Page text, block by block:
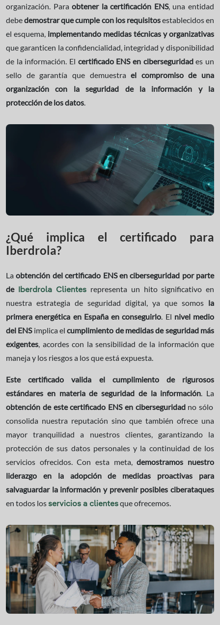
organización. Para obtener la certificación ENS, una entidad
debedemostrar que cumple con los requisitosestablecidos en
el esquema, implementando medidas técnicas y organizativas
que garanticen la confidencialidad, integridad y disponibilidad
de la información. El certificado ENS en ciberseguridades un
sello de garantía que demuestra el compromiso de una
organización con la seguridad de la información y la
protección de los datos
¿Qué implica el certificado para
Iberdrola?
Laobtención del certificado ENS en ciberseguridad por parte
de
Iberdrola Clientes representa un hito significativo en
nuestra estrategia de seguridad digital, ya que somos la
primera energética en España en conseguirlo. El nivel medio
del ENS implica elcumplimiento de medidas de seguridad más
exigentes, acordes con la sensibilidad de la información que
maneja y los riesgos a los que está expuesta.
Este certificado valida el cumplimiento de rigurosos
estándares en materia de seguridad de la información. La
obtención de este certificado ENS en ciberseguridad no sólo
consolida nuestra reputación sino que también ofrece una
mayor tranquilidad a nuestros clientes, garantizando la
protección de sus datos personales y la continuidad de los
servicios ofrecidos. Con esta meta,demostramos nuestro
liderazgo en la adopción de medidas proactivas para
salvaguardar la información y prevenir posibles ciberataques
en todos losservicios a clientesque ofrecemos.